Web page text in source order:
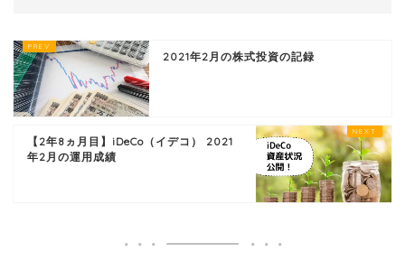
2021年2月の株式投資の記録
【2年8ヵ月目】iDeCo（イデコ） 2021
年2月の運用成績